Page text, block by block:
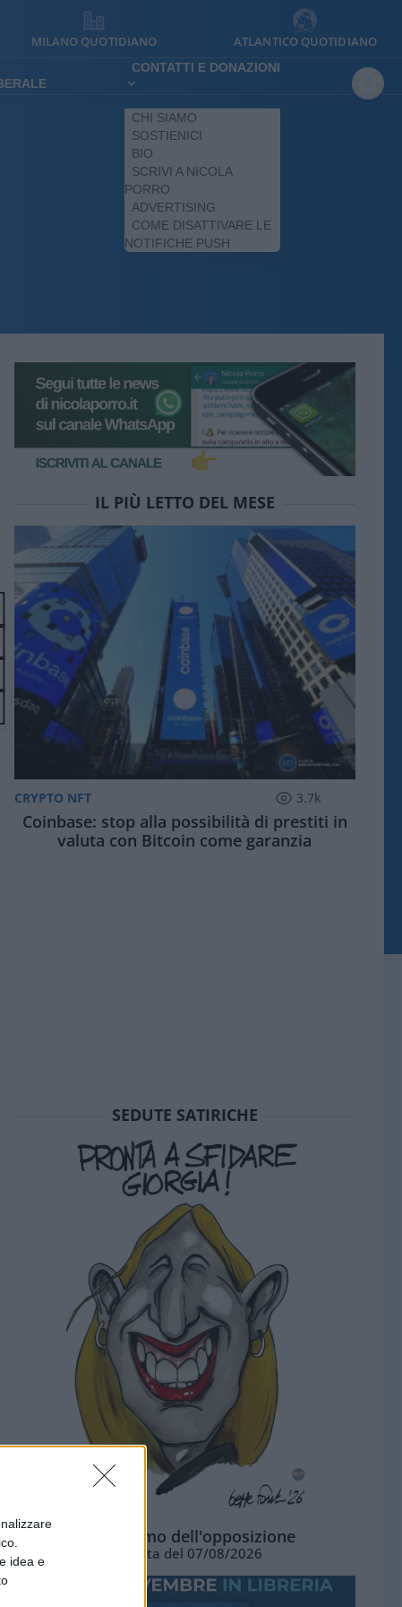
idea e
MILANO QUOTIDIANO ATLANTICO QUOTIDIANO
CONTATTI E DONAZIONI
CHI SIAMO
SOSTIENICI
BIO
SCRIVI A NICOLA
PORRO
ADVERTISING
COME DISATTIVARE LE
NOTIFICHE PUSH
IL PIÙ LETTO DEL MESE
CRYPTO NFT 3.7k
Coinbase: stop alla possibilità di prestiti in
valuta con Bitcoin come garanzia
SEDUTE SATIRICHE
L'ottimismo dell'opposizione
Vignetta del 07/08/2026